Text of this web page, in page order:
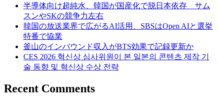
半導体向け超純水、韓国が国産化で脱日本依存 サム
スンやSKの競争力左右
韓国の放送業界で広がるAI活用、SBSはOpen AIと選挙
特番で協業
釜山のインバウンド収入がBTS効果で記録更新か
CES 2026 혁신상 심사위원이 본 일본의 콘텐츠 제작 기
술 동향 및 혁신상 수상 전략
Recent Comments